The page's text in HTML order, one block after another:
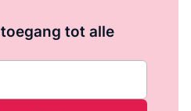
tot alle